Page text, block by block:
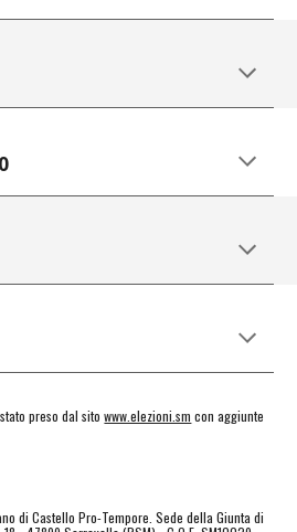
preso dal sitowww.elezioni.sm con aggiunte
di Castello Pro-Tempore. Sede della Giunta di